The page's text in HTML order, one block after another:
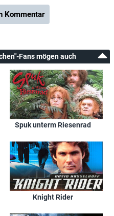
Kommentar
Fans mögen auch
Spuk unterm Riesenrad
Knight Rider